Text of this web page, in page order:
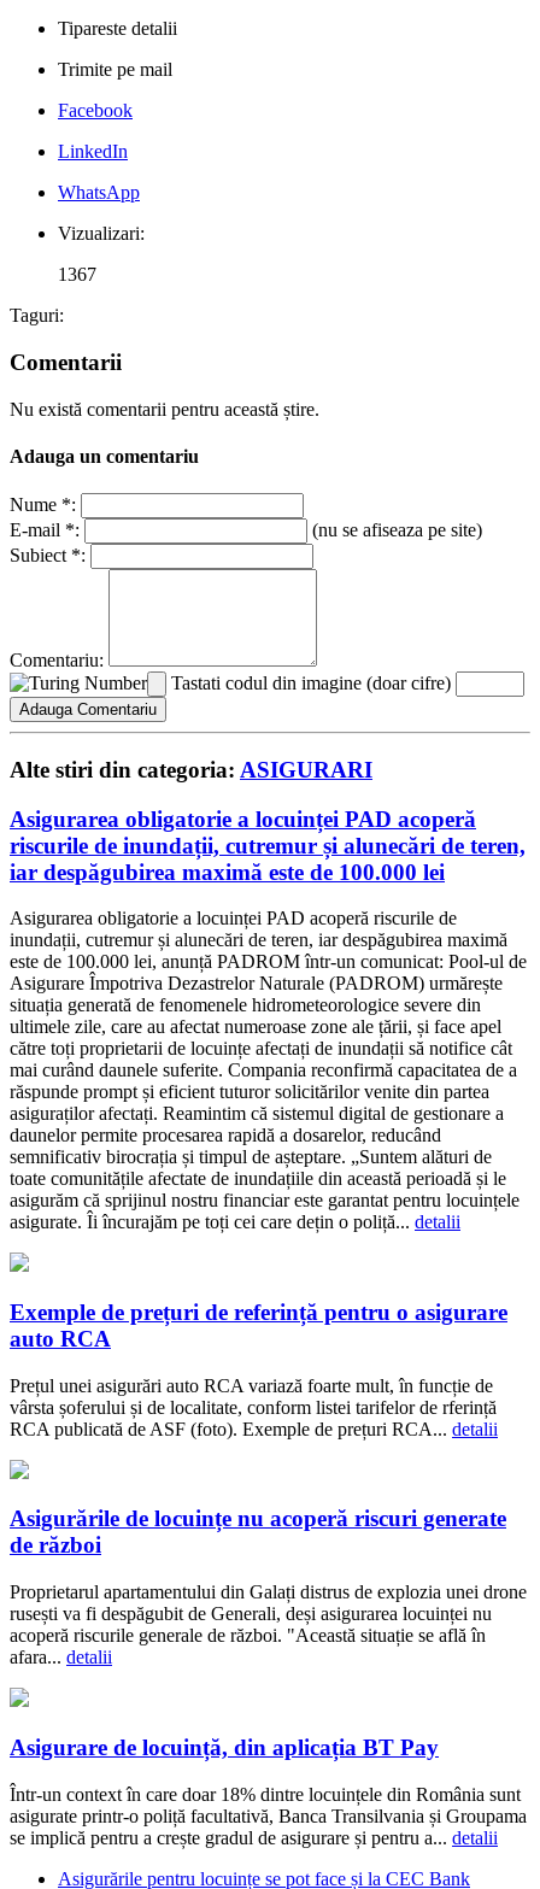
Tipareste detalii
Trimite pe mail
Facebook
LinkedIn
WhatsApp
Vizualizari:
1367
Taguri:
Comentarii
Nu există comentarii pentru această știre.
Adauga un comentariu
Nume *:
E-mail *:
(nu se afiseaza pe site)
Subiect *:
Comentariu:
Tastati codul din imagine (doar cifre)
Alte stiri din categoria: ASIGURARI
Asigurarea obligatorie a locuinței PAD acoperă
riscurile de inundații, cutremur și alunecări de teren,
iar despăgubirea maximă este de 100.000 lei
Asigurarea obligatorie a locuinței PAD acoperă riscurile de
inundații, cutremur și alunecări de teren, iar despăgubirea maximă
este de 100.000 lei, anunță PADROM într-un comunicat: Pool-ul de
Asigurare Împotriva Dezastrelor Naturale (PADROM) urmărește
situația generată de fenomenele hidrometeorologice severe din
ultimele zile, care au afectat numeroase zone ale țării, și face apel
către toți proprietarii de locuințe afectați de inundații să notifice cât
mai curând daunele suferite. Compania reconfirmă capacitatea de a
răspunde prompt și eficient tuturor solicitărilor venite din partea
asiguraților afectați. Reamintim că sistemul digital de gestionare a
daunelor permite procesarea rapidă a dosarelor, reducând
semnificativ birocrația și timpul de așteptare. „Suntem alături de
toate comunitățile afectate de inundațiile din această perioadă și le
asigurăm că sprijinul nostru financiar este garantat pentru locuințele
asigurate. Îi încurajăm pe toți cei care dețin o poliță... detalii
Exemple de prețuri de referință pentru o asigurare
auto RCA
Prețul unei asigurări auto RCA variază foarte mult, în funcție de
vârsta șoferului și de localitate, conform listei tarifelor de rferință
RCA publicată de ASF (foto). Exemple de prețuri RCA... detalii
Asigurările de locuințe nu acoperă riscuri generate
de război
Proprietarul apartamentului din Galați distrus de explozia unei drone
rusești va fi despăgubit de Generali, deși asigurarea locuinței nu
acoperă riscurile generale de război. "Această situație se află în
afara... detalii
Asigurare de locuință, din aplicația BT Pay
Într-un context în care doar 18% dintre locuințele din România sunt
asigurate printr-o poliță facultativă, Banca Transilvania și Groupama
se implică pentru a crește gradul de asigurare și pentru a... detalii
Asigurările pentru locuințe se pot face și la CEC Bank